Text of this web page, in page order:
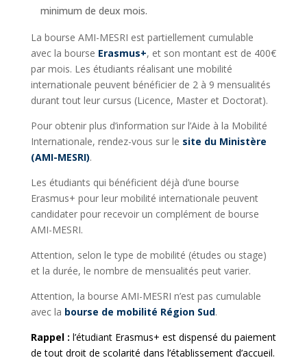
minimum de deux mois.
La bourse AMI-MESRI est partiellement cumulable
avec la bourse Erasmus+, et son montant est de 400€
par mois. Les étudiants réalisant une mobilité
internationale peuvent bénéficier de 2 à 9 mensualités
durant tout leur cursus (Licence, Master et Doctorat).
Pour obtenir plus d’information sur l’Aide à la Mobilité
Internationale, rendez-vous sur le site du Ministère
(AMI-MESRI).
Les étudiants qui bénéficient déjà d’une bourse
Erasmus+ pour leur mobilité internationale peuvent
candidater pour recevoir un complément de bourse
AMI-MESRI.
Attention, selon le type de mobilité (études ou stage)
et la durée, le nombre de mensualités peut varier.
Attention, la bourse AMI-MESRI n’est pas cumulable
avec la bourse de mobilité Région Sud.
Rappel : l’étudiant Erasmus+ est dispensé du paiement
de tout droit de scolarité dans l’établissement d’accueil.